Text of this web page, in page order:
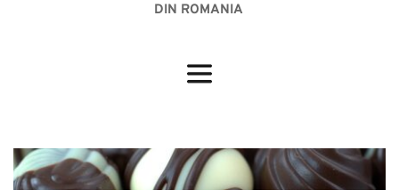
DIN ROMANIA